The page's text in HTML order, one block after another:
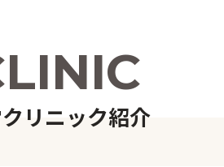
LINIC
クリニック紹介